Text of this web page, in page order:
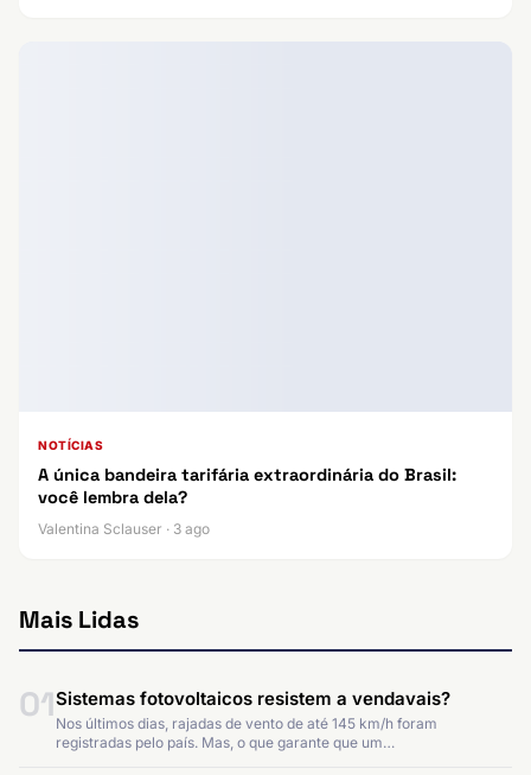
NOTÍCIAS
A única bandeira tarifária extraordinária do Brasil:
você lembra dela?
Valentina Sclauser · 3 ago
Mais Lidas
01Sistemas fotovoltaicos resistem a vendavais?
Nos últimos dias, rajadas de vento de até 145 km/h foram
registradas pelo país. Mas, o que garante que um…